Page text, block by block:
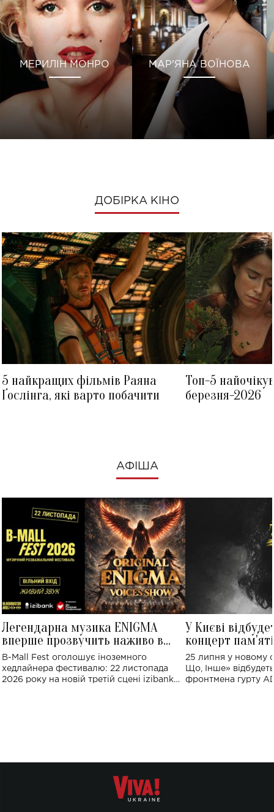
МЕРИЛІН МОНРО МАР'ЯНА ВОЇНОВА
ДОБІРКА КІНО
5 найкращих фільмів Раяна
Ґослінга, які варто побачити
Топ-5
березня-2026
АФІША
Легендарна музика ENIGMA
вперше прозвучить наживо в
Україні: де відбудеться концерт
B-Mall Fest оголошує іноземного
хедлайнера фестивалю: 22 листопада
2026 року на новій третій сцені izibank
У Києві
концерт
Клименка:
виконають
25 липня у новому
Що, Інше»
фронтмена гурту